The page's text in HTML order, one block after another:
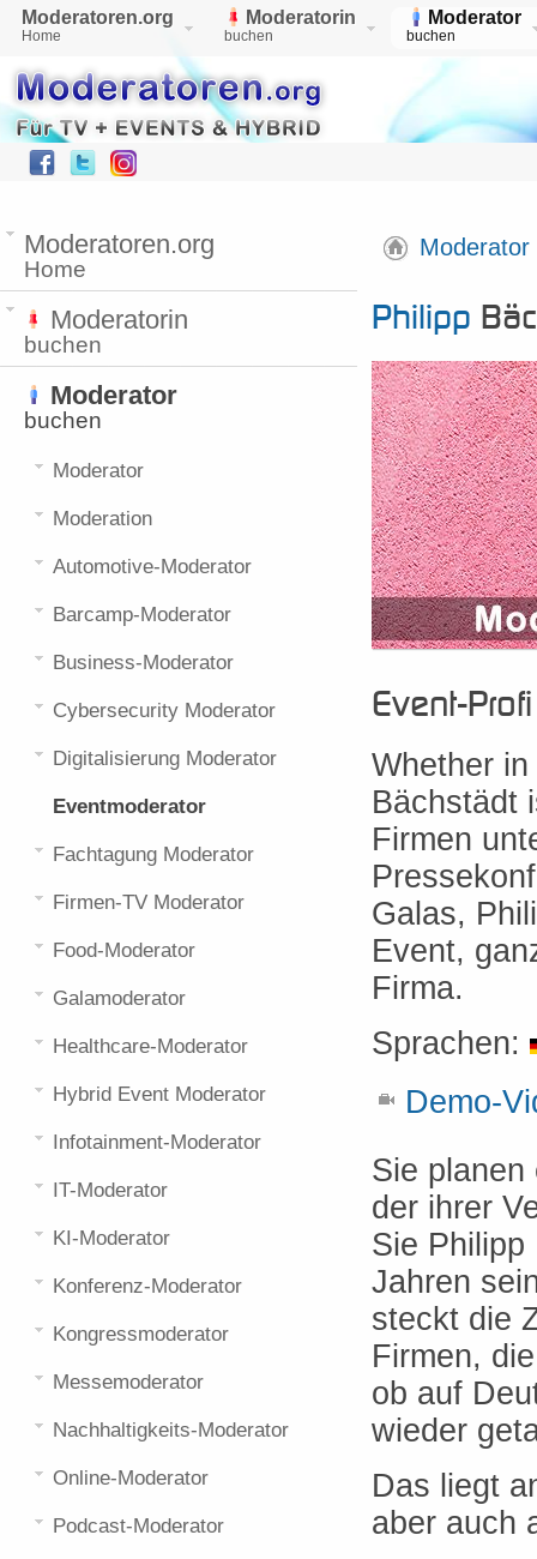
Moderatoren.org
Home
Moderatorin
buchen
Moderator
buchen
Moderator
Philipp
Event-
Whether
Bächstädt
Firmen
Galas,
Event,
Firma.
Sprachen:
Demo-
Sie planen
der ihrer
Sie
Jahren
steckt die
Firmen,
ob auf
wieder
Das liegt
aber auch
Moderatoren.org
Home
Moderatorin
buchen
Moderator
buchen
Moderator
Moderation
Automotive-Moderator
Barcamp-Moderator
Business-Moderator
Cybersecurity Moderator
Digitalisierung Moderator
Eventmoderator
Fachtagung Moderator
Firmen-TV Moderator
Food-Moderator
Galamoderator
Healthcare-Moderator
Hybrid Event Moderator
Infotainment-Moderator
IT-Moderator
KI-Moderator
Konferenz-Moderator
Kongressmoderator
Messemoderator
Nachhaltigkeits-Moderator
Online-Moderator
Podcast-Moderator